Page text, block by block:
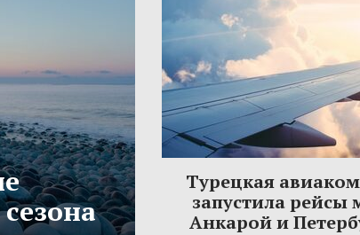
Турецкая
запустила рейсы
Анкарой и